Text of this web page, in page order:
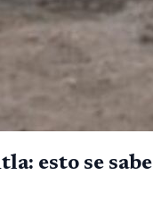
esto se sabe